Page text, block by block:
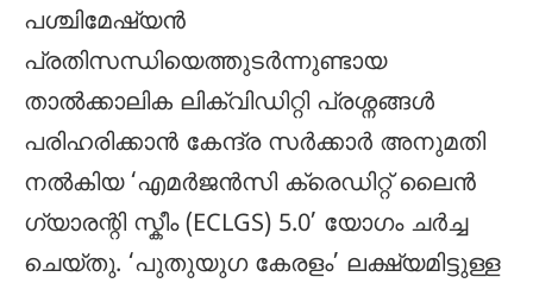
പശ്ചിമേഷ്യൻ
പ്രതിസന്ധിയെത്തുടർന്നുണ്ടായ
താൽക്കാലിക ലിക്വിഡിറ്റി പ്രശ്നങ്ങൾ
പരിഹരിക്കാൻ കേന്ദ്ര സർക്കാർ അനുമതി
നൽകിയ ‘എമർജൻസി ക്രെഡിറ്റ് ലൈൻ
ഗ്യാരന്റി സ്കീം (ECLGS) 5.0’ യോഗം ചർച്ച
ചെയ്തു. ‘പുതുയുഗ കേരളം’ ലക്ഷ്യമിട്ടുള്ള